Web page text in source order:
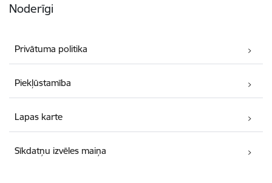
Noderīgi
Privātuma politika
Piekļūstamība
Lapas karte
Sīkdatņu izvēles maiņa